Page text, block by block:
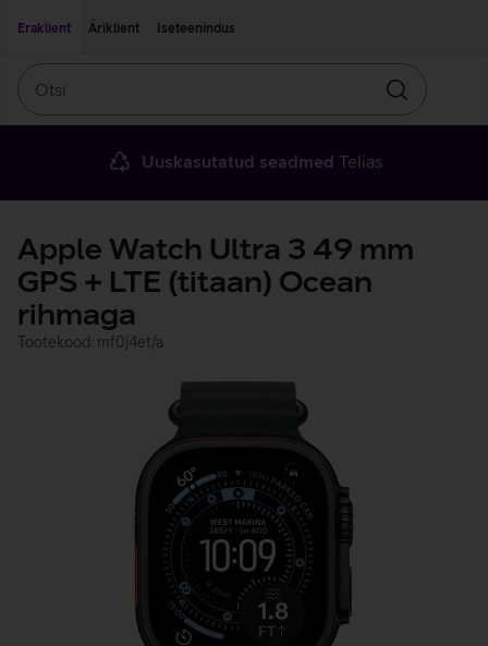
Eraklient
Äriklient Iseteenindus
Otsin
Uuskasutatud seadmed Telias
Apple Watch Ultra 3 49 mm
GPS + LTE (titaan) Ocean
rihmaga
Tootekood: mf0j4et/a